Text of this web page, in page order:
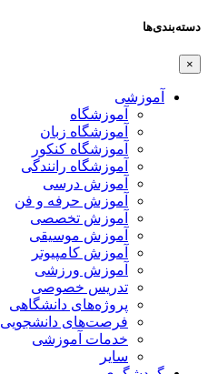
دسته‌بندی‌ها
×
آموزشی
آموزشگاه
آموزشگاه زبان
آموزشگاه کنکور
آموزشگاه رانندگی
آموزش درسی
آموزش حرفه و فن
آموزش تخصصی
آموزش موسیقی
آموزش کامپیوتر
آموزش ورزشی
تدریس خصوصی
پروژه‌های دانشگاهی
فرصت‌های دانشجویی
خدمات آموزشی
سایر